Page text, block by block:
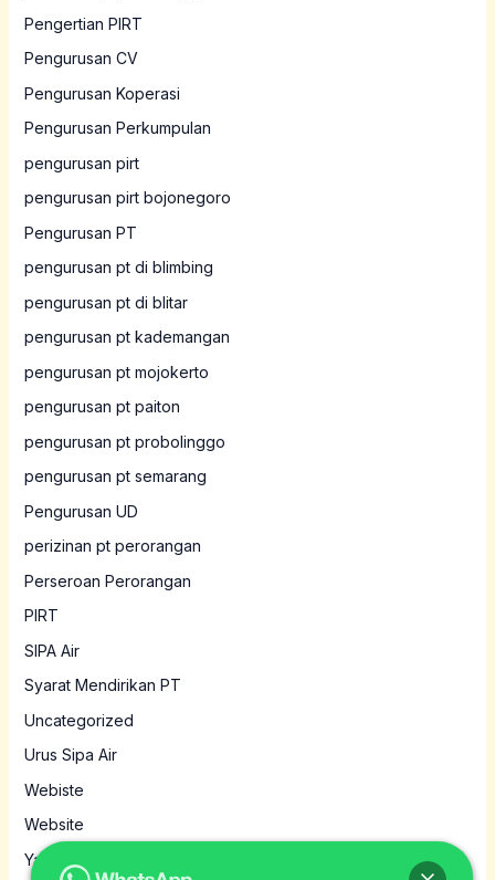
Pengertian PIRT
Pengurusan CV
Pengurusan Koperasi
Pengurusan Perkumpulan
pengurusan pirt
pengurusan pirt bojonegoro
Pengurusan PT
pengurusan pt di blimbing
pengurusan pt di blitar
pengurusan pt kademangan
pengurusan pt mojokerto
pengurusan pt paiton
pengurusan pt probolinggo
pengurusan pt semarang
Pengurusan UD
perizinan pt perorangan
Perseroan Perorangan
PIRT
SIPA Air
Syarat Mendirikan PT
Uncategorized
Urus Sipa Air
Webiste
Website
Yayasan